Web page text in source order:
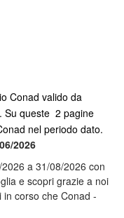
Conad valido da
Su queste 2 pagine
nel periodo dato.
2026
a 31/08/2026 con
e scopri grazie a noi
corso che Conad -